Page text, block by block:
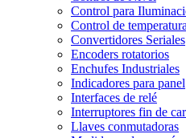
Control para
Control de
Convertidores Seriales
Encoders rotatorios
Enchufes Industriales
Indicadores para panel
Interfaces de relé
Interruptores fin de
Llaves conmutadoras